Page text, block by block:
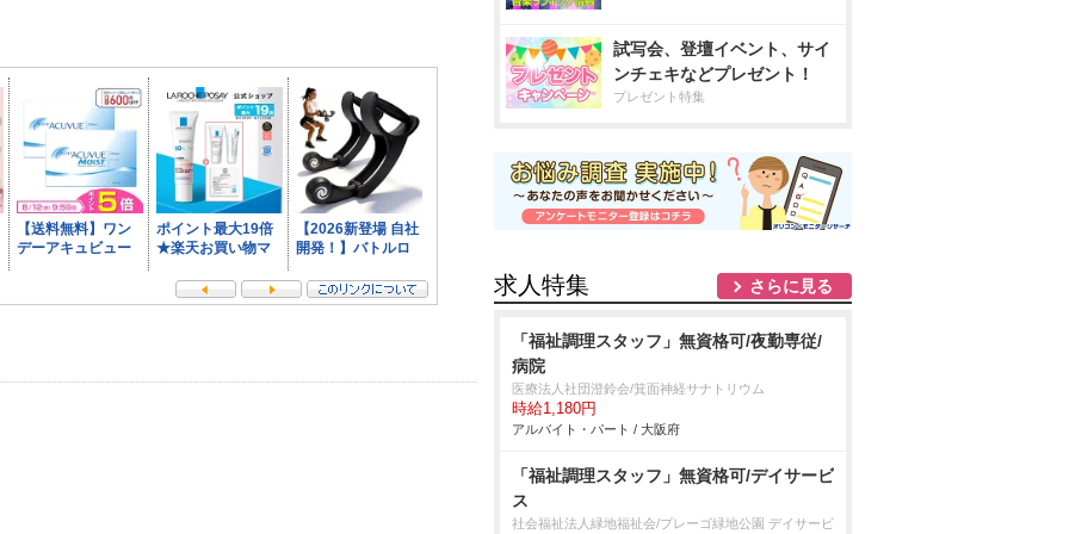
試写会、登壇イベント、サイ
ンチェキなどプレゼント！
プレゼント特集
求人特集 さらに見る
「福祉調理スタッフ」無資格可/夜勤専従/
病院
医療法人社団澄鈴会/箕面神経サナトリウム
時給1,180円
アルバイト・パート / 大阪府
「福祉調理スタッフ」無資格可/デイサービ
ス
社会福祉法人緑地福祉会/プレーゴ緑地公園 デイサービ